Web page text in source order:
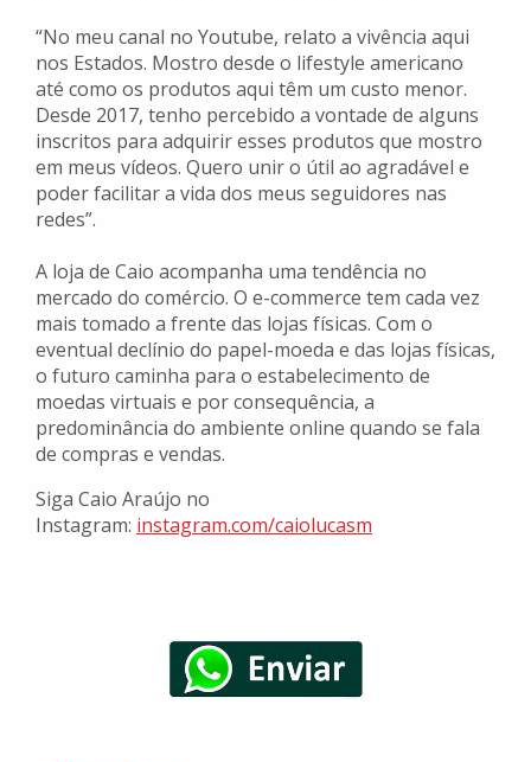
“No meu canal no Youtube, relato a vivência aqui
nos Estados. Mostro desde o lifestyle americano
até como os produtos aqui têm um custo menor.
Desde 2017, tenho percebido a vontade de alguns
inscritos para adquirir esses produtos que mostro
em meus vídeos. Quero unir o útil ao agradável e
poder facilitar a vida dos meus seguidores nas
redes”.
A loja de Caio acompanha uma tendência no
mercado do comércio. O e-commerce tem cada vez
mais tomado a frente das lojas físicas. Com o
eventual declínio do papel-moeda e das lojas físicas,
o futuro caminha para o estabelecimento de
moedas virtuais e por consequência, a
predominância do ambiente online quando se fala
de compras e vendas.
Siga Caio Araújo no
Instagram: instagram.com/caiolucasm